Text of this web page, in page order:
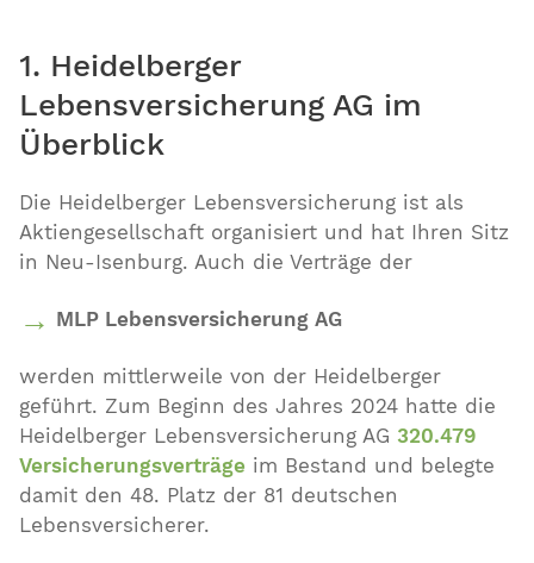
1. Heidelberger
Lebensversicherung AG im
Überblick
Die Heidelberger Lebensversicherung ist als
Aktiengesellschaft organisiert und hat Ihren Sitz
in Neu-Isenburg. Auch die Verträge der
MLP Lebensversicherung AG
werden mittlerweile von der Heidelberger
geführt. Zum Beginn des Jahres 2024 hatte die
Heidelberger Lebensversicherung AG 320.479
Versicherungsverträge im Bestand und belegte
damit den48. Platz der 81 deutschen
Lebensversicherer.